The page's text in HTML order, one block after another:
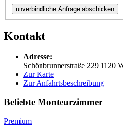
unverbindliche Anfrage abschicken
Kontakt
Adresse:
Schönbrunnerstraße 229 1120
Zur Karte
Zur Anfahrtsbeschreibung
Beliebte Monteurzimmer
Premium